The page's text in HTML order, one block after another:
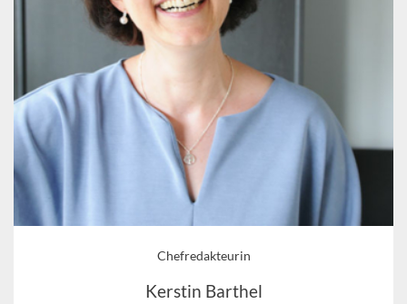
Chefredakteurin
Kerstin Barthel